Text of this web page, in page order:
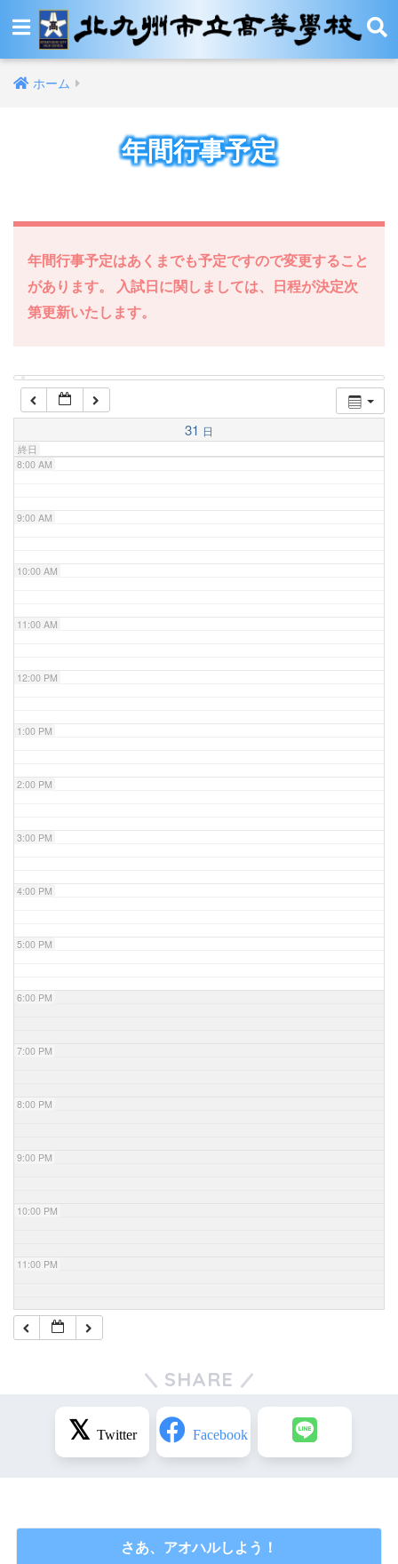
ホーム
年間行事予定
年間行事予定はあくまでも予定ですので変更すること
があります。 入試日に関しましては、日程が決定次
第更新いたします。
31 日
終日
12:00 AM
1:00 AM
4:00 AM
5:00 AM
7:00 AM
8:00 AM
9:00 AM
10:00 AM
11:00 AM
12:00 PM
1:00 PM
2:00 PM
3:00 PM
4:00 PM
5:00 PM
6:00 PM
7:00 PM
8:00 PM
9:00 PM
10:00 PM
11:00 PM
SHARE
さあ、アオハルしよう！